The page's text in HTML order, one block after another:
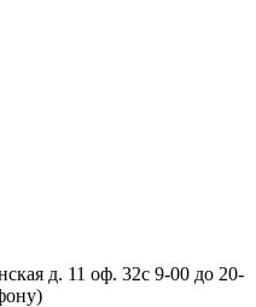
д. 11 оф. 32с 9-00 до 20-